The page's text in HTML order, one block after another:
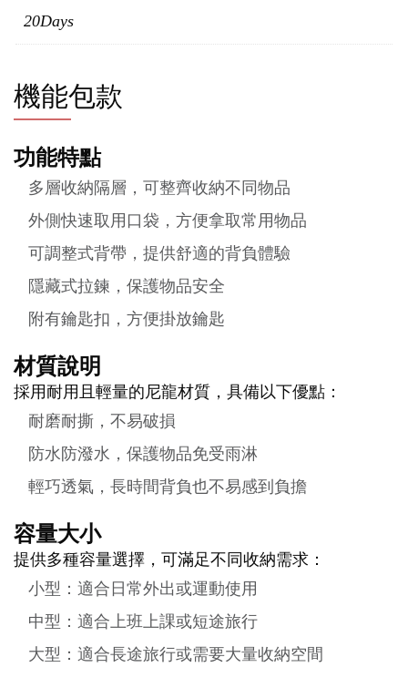
20Days
機能包款
功能特點
多層收納隔層，可整齊收納不同物品
外側快速取用口袋，方便拿取常用物品
可調整式背帶，提供舒適的背負體驗
隱藏式拉鍊，保護物品安全
附有鑰匙扣，方便掛放鑰匙
材質說明
採用耐用且輕量的尼龍材質，具備以下優點：
耐磨耐撕，不易破損
防水防潑水，保護物品免受雨淋
輕巧透氣，長時間背負也不易感到負擔
容量大小
提供多種容量選擇，可滿足不同收納需求：
小型：適合日常外出或運動使用
中型：適合上班上課或短途旅行
大型：適合長途旅行或需要大量收納空間